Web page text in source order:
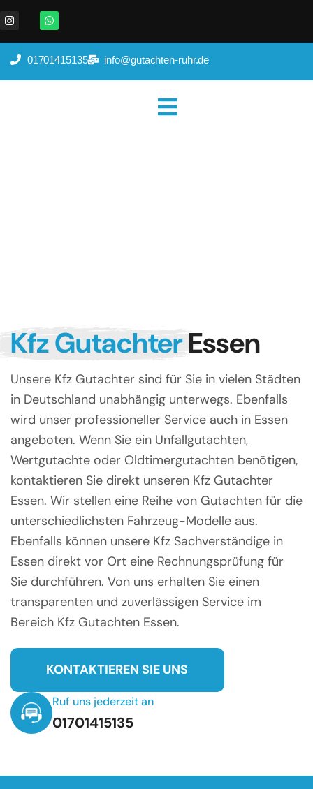
01701415135 info@gutachten-ruhr.de
Kfz GutachterEssen
Unsere Kfz Gutachter sind für Sie in vielen Städten
in Deutschland unabhängig unterwegs. Ebenfalls
wird unser professioneller Service auch in Essen
angeboten. Wenn Sie ein Unfallgutachten,
Wertgutachte oder Oldtimergutachten benötigen,
kontaktieren Sie direkt unseren Kfz Gutachter
Essen. Wir stellen eine Reihe von Gutachten für die
unterschiedlichsten Fahrzeug-Modelle aus.
Ebenfalls können unsere Kfz Sachverständige in
Essen direkt vor Ort eine Rechnungsprüfung für
Sie durchführen. Von uns erhalten Sie einen
transparenten und zuverlässigen Service im
Bereich Kfz Gutachten Essen.
KONTAKTIEREN SIE UNS
Ruf uns jederzeit an
01701415135